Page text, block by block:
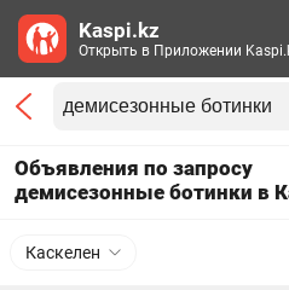
Объявления по запросу
демисезонные ботинки в
Каскелен
Kaspi.kz
Открыть в Приложении